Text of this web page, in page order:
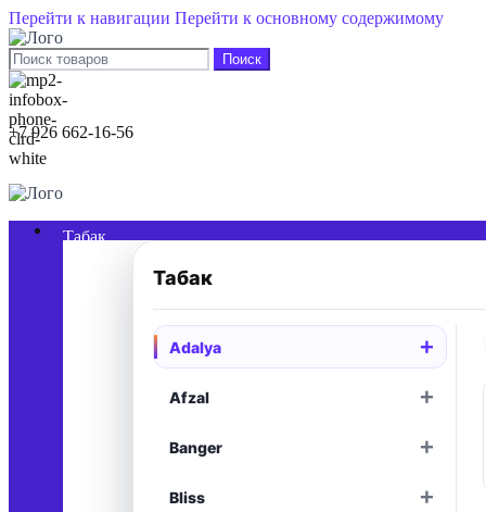
Перейти к навигации Перейти к основному содержимому
Поиск
+7 926 662-16-56
Табак
Табак
Adalya +
Afzal +
Banger +
Bliss +